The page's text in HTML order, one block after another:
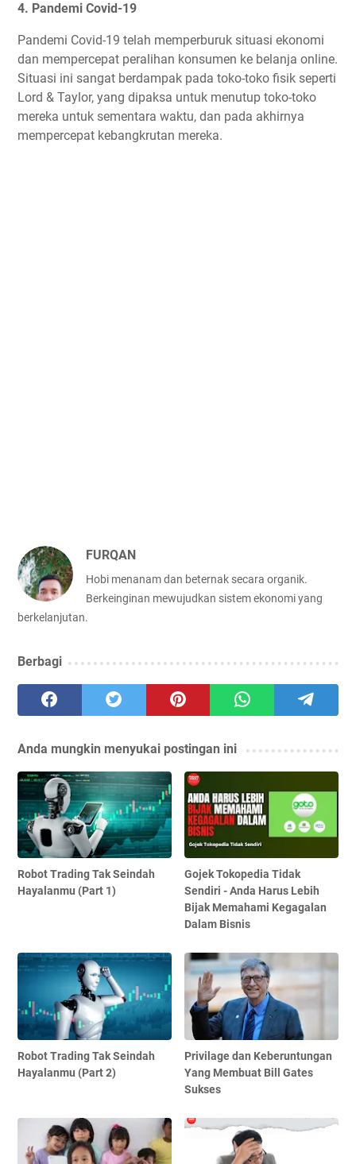
4. Pandemi Covid-19
Pandemi Covid-19 telah memperburuk situasi ekonomi
dan mempercepat peralihan konsumen ke belanja online.
Situasi ini sangat berdampak pada toko-toko fisik seperti
Lord & Taylor, yang dipaksa untuk menutup toko-toko
mereka untuk sementara waktu, dan pada akhirnya
mempercepat kebangkrutan mereka.
FURQAN
Hobi menanam dan beternak secara organik.
Berkeinginan mewujudkan sistem ekonomi yang
berkelanjutan.
Berbagi
Anda mungkin menyukai postingan ini
Robot Trading Tak Seindah
Hayalanmu (Part 1)
Gojek Tokopedia Tidak
Sendiri - Anda Harus Lebih
Bijak Memahami Kegagalan
Dalam Bisnis
Robot Trading Tak Seindah
Hayalanmu (Part 2)
Privilage dan Keberuntungan
Yang Membuat Bill Gates
Sukses